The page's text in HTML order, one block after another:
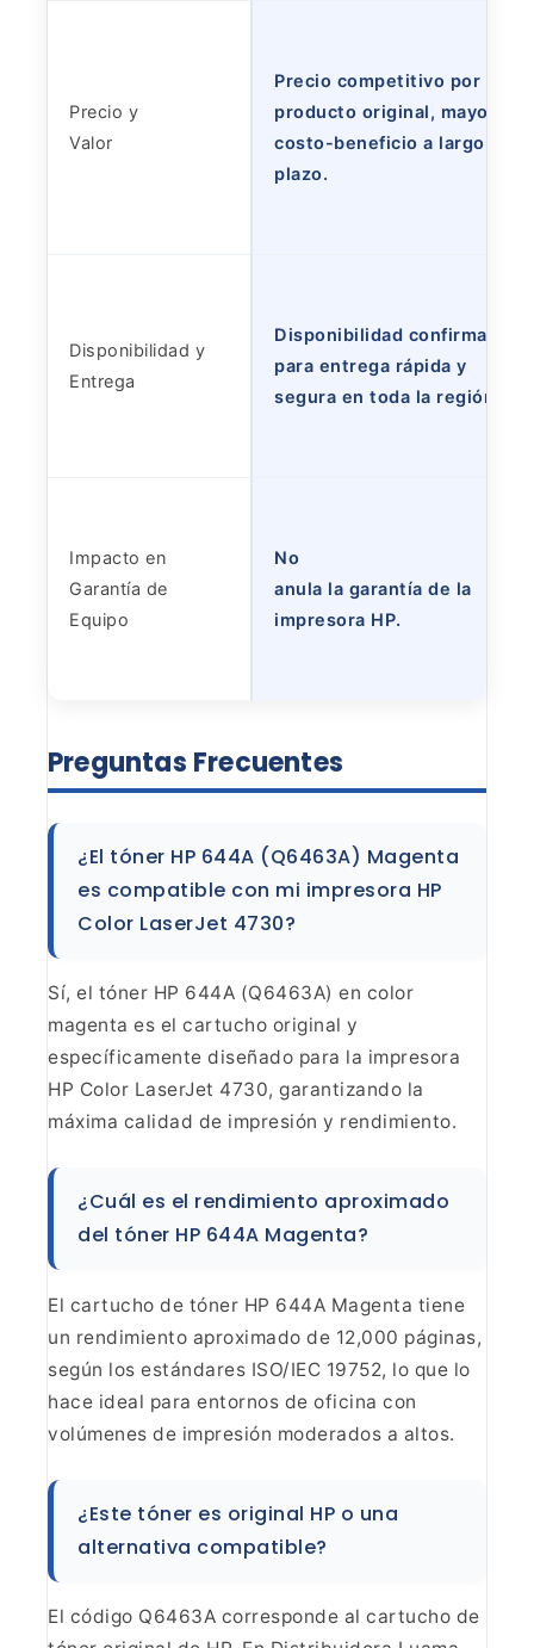
Precio y
Valor
Precio competitivo por un
producto original, mayor
costo-beneficio a largo
plazo.
Disponibilidad y
Entrega
Disponibilidad confirmada
para entrega rápida y
segura en toda la región.
Impacto en
Garantía de
Equipo
No
anula la garantía de la
impresora HP.
Preguntas Frecuentes
¿El tóner HP 644A (Q6463A) Magenta
es compatible con mi impresora HP
Color LaserJet 4730?
Sí, el tóner HP 644A (Q6463A) en color
magenta es el cartucho original y
específicamente diseñado para la impresora
HP Color LaserJet 4730, garantizando la
máxima calidad de impresión y rendimiento.
¿Cuál es el rendimiento aproximado
del tóner HP 644A Magenta?
El cartucho de tóner HP 644A Magenta tiene
un rendimiento aproximado de 12,000 páginas,
según los estándares ISO/IEC 19752, lo que lo
hace ideal para entornos de oficina con
volúmenes de impresión moderados a altos.
¿Este tóner es original HP o una
alternativa compatible?
El código Q6463A corresponde al cartucho de